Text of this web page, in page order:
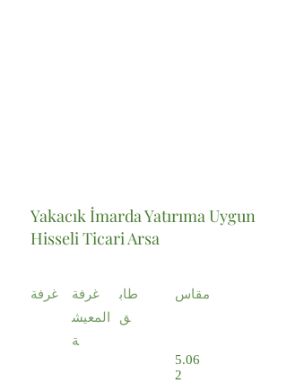
Yakacık İmarda Yatırıma Uygun
Hisseli Ticari Arsa
غرفة
غرفة
المعيش
ة
طاب
ق
مقاس
5.06
2